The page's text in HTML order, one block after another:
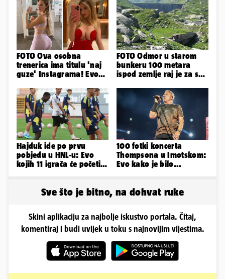
FOTO Ova osobna
trenerica ima titulu 'naj
guze' Instagrama! Evo
satu...
FOTO Odmor u starom
bunkeru 100 metara
ispod zemlje raj je za sva
Hajduk ide po prvu
pobjedu u HNL-u: Evo
kojih 11 igrača će početi
100 fotki koncerta
Thompsona u Imotskom:
Evo kako je bilo...
Sve što je bitno, na dohvat ruke
Skini aplikaciju za najbolje iskustvo portala. Čitaj,
komentiraj i budi uvijek u toku s najnovijim vijestima.